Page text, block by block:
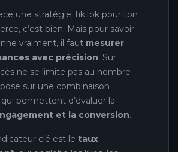
une stratégie TikTok pour ton
c’est bien. Mais pour savoir
vraiment, il faut mesurer
avec précision. Sur
ne se limite pas au nombre
sur une combinaison
qui permettent d’évaluer la
et la conversion.
clé est le taux